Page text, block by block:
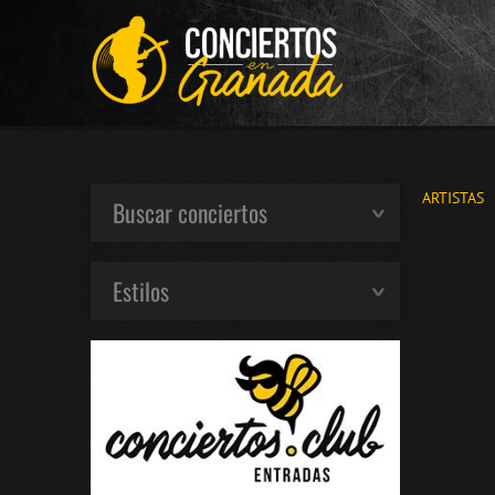
ARTISTAS
Buscar conciertos
Estilos